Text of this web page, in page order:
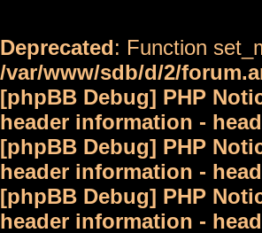
Deprecated: Function
/var/www/sdb/d/2/
[phpBB Debug] PHP
header information -
[phpBB Debug] PHP
header information -
[phpBB Debug] PHP
header information -